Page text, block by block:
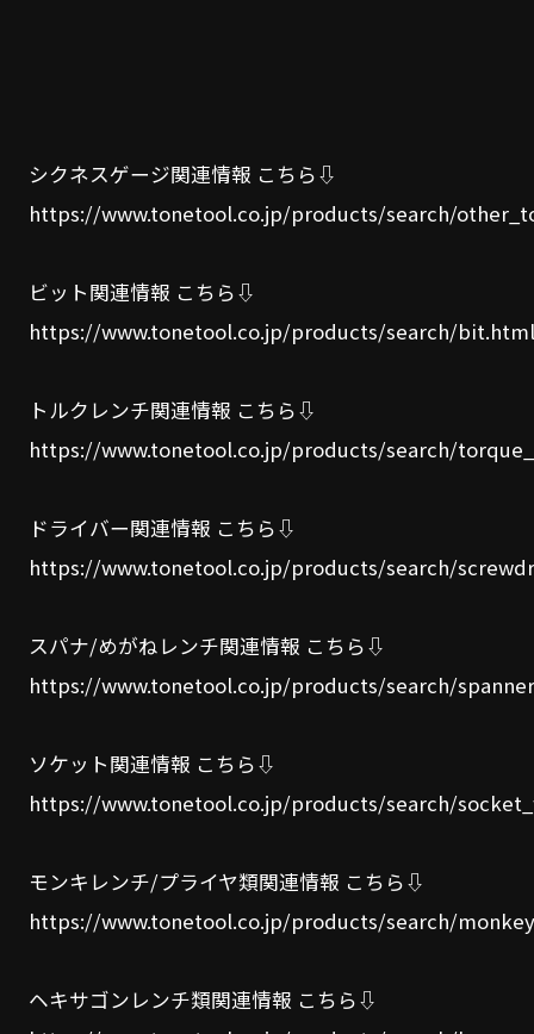
シクネスゲージ関連情報 こちら⇩
https://www.tonetool.co.jp/products/search/
ビット関連情報 こちら⇩
https://www.tonetool.co.jp/products/search/bit.html
トルクレンチ関連情報 こちら⇩
https://www.tonetool.co.jp/products/search/
ドライバー関連情報 こちら⇩
https://www.tonetool.co.jp/products/search/
スパナ/めがねレンチ関連情報 こちら⇩
https://www.tonetool.co.jp/products/search/
ソケット関連情報 こちら⇩
https://www.tonetool.co.jp/products/search/
モンキレンチ/プライヤ類関連情報 こちら⇩
https://www.tonetool.co.jp/products/search/
ヘキサゴンレンチ類関連情報 こちら⇩